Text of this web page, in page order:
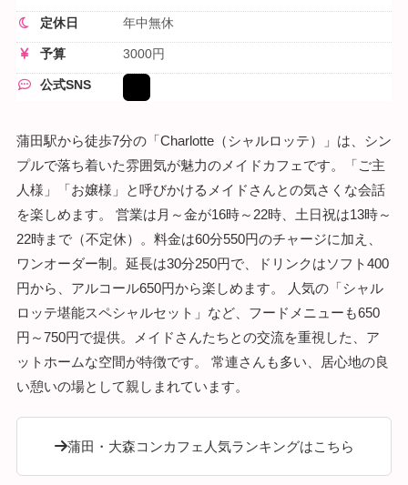
定休日 年中無休
予算 3000円
公式SNS
蒲田駅から徒歩7分の「Charlotte（シャルロッテ）」は、シン
プルで落ち着いた雰囲気が魅力のメイドカフェです。「ご主
人様」「お嬢様」と呼びかけるメイドさんとの気さくな会話
を楽しめます。 営業は月～金が16時～22時、土日祝は13時～
22時まで（不定休）。料金は60分550円のチャージに加え、
ワンオーダー制。延長は30分250円で、ドリンクはソフト400
円から、アルコール650円から楽しめます。 人気の「シャル
ロッテ堪能スペシャルセット」など、フードメニューも650
円～750円で提供。メイドさんたちとの交流を重視した、ア
ットホームな空間が特徴です。 常連さんも多い、居心地の良
い憩いの場として親しまれています。
蒲田・大森コンカフェ人気ランキングはこちら